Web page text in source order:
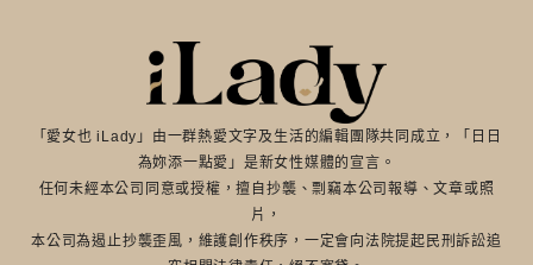
「愛女也 iLady」由一群熱愛文字及生活的編輯團隊共同成立，「日日
為妳添一點愛」是新女性媒體的宣言。
任何未經本公司同意或授權，擅自抄襲、剽竊本公司報導、文章或照
片，
本公司為遏止抄襲歪風，維護創作秩序，一定會向法院提起民刑訴訟追